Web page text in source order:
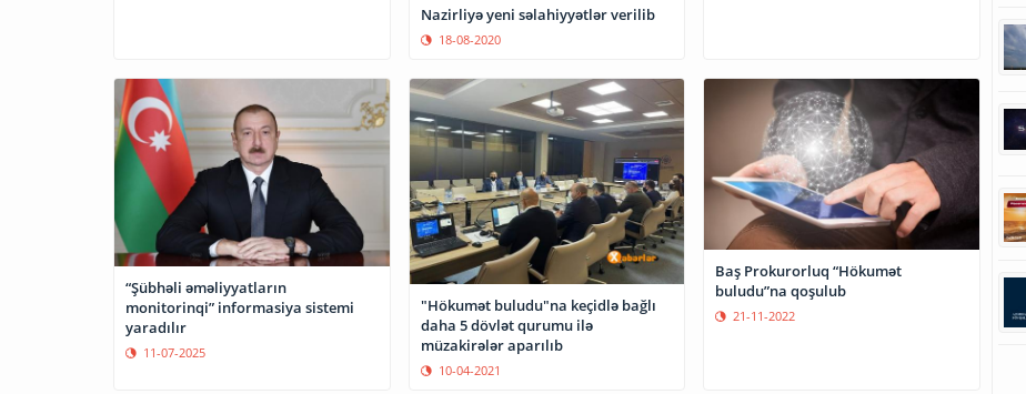
Nazirliyə yeni səlahiyyətlər verilib
18-08-2020
“Şübhəli əməliyyatların
monitorinqi” informasiya sistemi
yaradılır
11-07-2025
"Hökumət buludu"na keçidlə bağlı
daha 5 dövlət qurumu ilə
müzakirələr aparılıb
10-04-2021
Baş Prokurorluq “Hökumət
buludu”na qoşulub
21-11-2022